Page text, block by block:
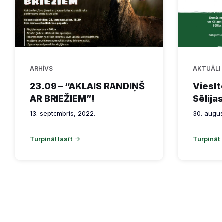
ARHĪVS
23.09 – “AKLAIS RANDIŅŠ
AR BRIEŽIEM”!
13. septembris, 2022.
Turpināt lasīt
AKTUĀLI
30.
Turpināt